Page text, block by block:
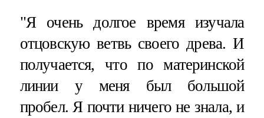
"Я очень долгое время изучала
отцовскую ветвь своего древа. И
получается, что по материнской
линии у меня был большой
пробел. Я почти ничего не знала, и